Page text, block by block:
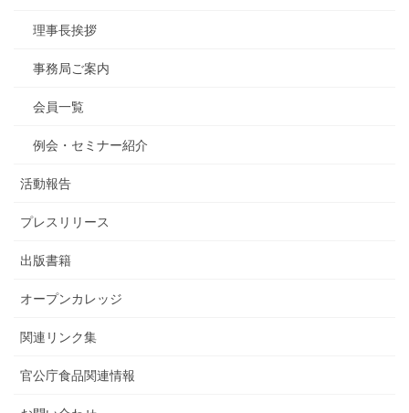
理事長挨拶
事務局ご案内
会員一覧
例会・セミナー紹介
活動報告
プレスリリース
出版書籍
オープンカレッジ
関連リンク集
官公庁食品関連情報